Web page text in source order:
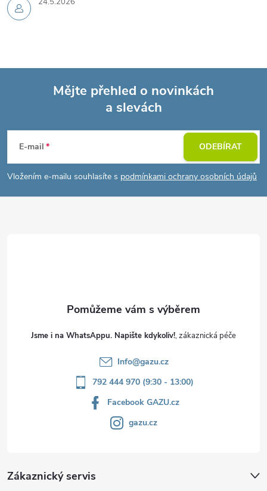
p
Mějte přehled o novinkách
a slevách
E-mail
Vložením e-mailu souhlasíte s podmínkami ochrany osobních údajů
ODEBÍRAT
Jsme i na WhatsAppu. Napište kdykoliv!
Info@gazu.cz
792 444 970 (9:30 - 13:00)
Facebook GAZU.cz
gazu.cz
Zákaznický servis